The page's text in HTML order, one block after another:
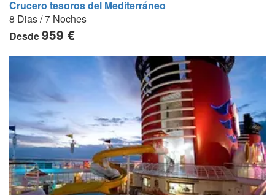
Crucero tesoros del Mediterráneo
8 Dias / 7 Noches
Desde959 €